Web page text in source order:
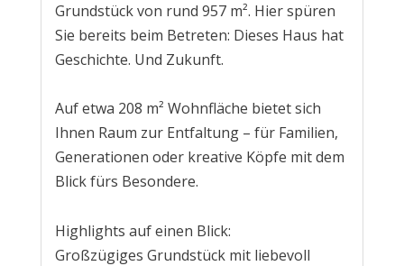
Grundstück von rund 957 m². Hier spüren
Sie bereits beim Betreten: Dieses Haus hat
Geschichte. Und Zukunft.
Auf etwa 208 m² Wohnfläche bietet sich
Ihnen Raum zur Entfaltung – für Familien,
Generationen oder kreative Köpfe mit dem
Blick fürs Besondere.
Highlights auf einen Blick:
Großzügiges Grundstück mit liebevoll